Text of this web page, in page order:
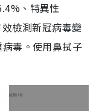
、特異性
檢測新冠病毒變
毒。使用鼻拭子